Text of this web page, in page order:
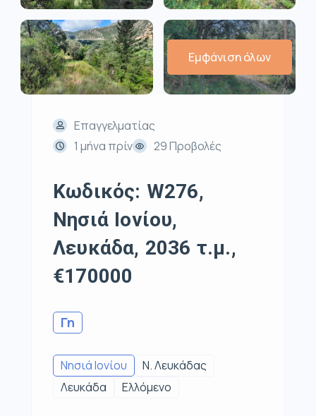
Εμφάνιση όλων
Επαγγελματίας
1 μήνα πρίν
29 Προβολές
Κωδικός: W276,
Νησιά Ιονίου,
Λευκάδα, 2036 τ.μ.,
€170000
Γη
Νησιά Ιονίου
Ν. Λευκάδας
Λευκάδα
Ελλόμενο